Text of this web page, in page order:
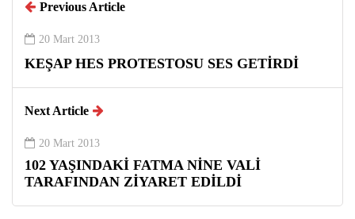
Previous Article
20 Mart 2013
KEŞAP HES PROTESTOSU SES GETİRDİ
Next Article
20 Mart 2013
102 YAŞINDAKİ FATMA NİNE VALİ
TARAFINDAN ZİYARET EDİLDİ